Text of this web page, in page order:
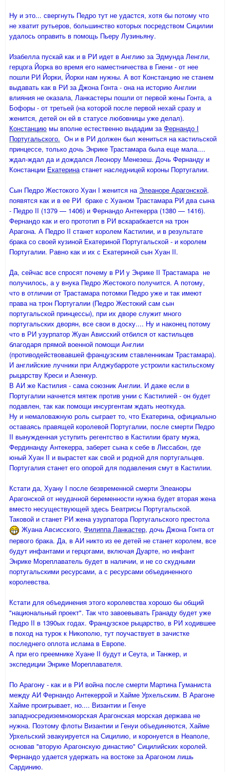
Ну и это... свергнуть Педро тут не удастся, хотя бы потому что
не хватит рутьеров, большинство которых посредством Сицилии
удалось оправить в помощь Пьеру Лузиньяну.
Изабелла пускай как и в РИ идет в Англию за Эдмунда Ленгли,
герцога Йорка во время его наместничества в Гиени - от нее
пошли РИ Йорки, Йорки нам нужны. А вот Констанцию не станем
выдавать как в РИ за Джона Гонта - она на историю Англии
влияния не оказала, Ланкастеры пошли от первой жены Гонта, а
Бофоры - от третьей (на которой после первой нехай сразу и
женится, детей он ей в статусе любовницы уже делал).
Констанцию мы вполне естественно выдадим заФернандо I
Португальского. Он и в РИ должен был жениться на кастильской
принцессе, только дочь Энрике Трастамара была еще мала....
ждал-ждал да и дождался Леонору Менезеш. Дочь Фернанду и
Констанции Екатеринастанет наследницей короны Португалии.
Сын Педро Жестокого Хуан I женится на Элеаноре Арагонской,
появятся как и в ее РИ браке с Хуаном Трастамара РИ два сына
- Педро II (1379 — 1406) и Фернандо Антекерра (1380 — 1416).
Фернандо как и его прототип в РИ вскарабкается на трон
Арагона. А Педро II станет королем Кастилии, и в результате
брака со своей кузиной Екатериной Португальской - и королем
Португалии. Равно как и их с Екатериной сын Хуан II.
Да, сейчас все спросят почему в РИ у Энрике II Трастамара не
получилось, а у внука Педро Жестокого получится. А потому,
что в отличии от Трастамара потомки Педро уже и так имеют
права на трон Португалии (Педро Жестокий сам сын
португальской принцессы), при их дворе служит много
португальских дворян, все свои в доску.... Ну и наконец потому
что в РИ узурпатор Жуан Ависский отбился от кастильцев
благодаря прямой военной помощи Англии
(противодействовавшей французским ставленникам Трастамара).
И английские лучники при Алджубарроте устроили кастильскому
рыцарству Креси и Азенкур.
В АИ же Кастилия - сама союзник Англии. И даже если в
Португалии начнется мятеж против унии с Кастилией - он будет
подавлен, так как помощи инсургентам ждать неоткуда.
Ну и немаловажную роль сыграет то, что Екатерина, официально
оставаясь правящей королевой Португалии, после смерти Педро
II вынужденная уступить регентство в Кастилии брату мужа,
Фердинанду Антекерра, заберет сына к себе в Лиссабон, где
юный Хуан II и вырастет как свой и родной для португальцев.
Португалия станет его опорой для подавления смут в Кастилии.
Кстати да, Хуану I после безвременной смерти Элеаноры
Арагонской от неудачной беременности нужна будет вторая жена
вместо несуществующей здесь Беатрисы Португальской.
Таковой и станет РИ жена узурпатора Португальского престола
Жуана Авсисского, Филиппа Ланкастер, дочь Джона Гонта от
первого брака. Да, в АИ никто из ее детей не станет королем, все
будут инфантами и герцогами, включая Дуарте, но инфант
Энрике Мореплаватель будет в наличии, и не со скудными
португальскими ресурсами, а с ресурсами объединенного
королевства.
Кстати для объединения этого королевства хорошо бы общий
"национальный проект". Так что завоевывать Гранаду будет уже
Педро II в 1390ых годах. Французское рыцарство, в РИ ходившее
в поход на турок к Никополю, тут поучаствует в зачистке
последнего оплота ислама в Европе.
А при его преемнике Хуане II будут и Сеута, и Танжер, и
экспедиции Энрике Мореплавателя.
По Арагону - как и в РИ война после смерти Мартина Гуманиста
между АИ Фернандо Антекеррой и Хайме Урхельским. В Арагоне
Хайме проигрывает, но.... Византии и Генуе
западносредиземноморская Арагонская морская держава не
нужна. Поэтому флоты Византии и Генуи объединяются, Хайме
Урхельский эвакуируется на Сицилию, и коронуется в Неаполе,
основав "вторую Арагонскую династию" Сицилийских королей.
Фернандо удается удержать на востоке за Арагоном лишь
Сардинию.